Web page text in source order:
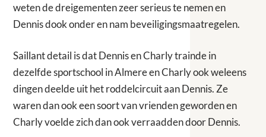
weten de dreigementen zeer serieus te nemen en
Dennis dook onder en nam beveiligingsmaatregelen.
Saillant detail is dat Dennis en Charly trainde in
dezelfde sportschool in Almere en Charly ook weleens
dingen deelde uit het roddelcircuit aan Dennis. Ze
waren dan ook een soort van vrienden geworden en
Charly voelde zich dan ook verraadden door Dennis.